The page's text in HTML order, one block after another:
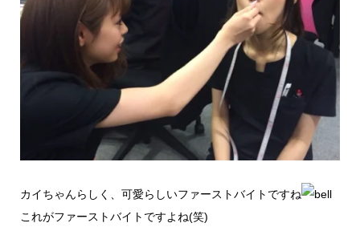
カイちゃんらしく、可愛らしいファーストバイトですね
これがファーストバイトですよね(笑)